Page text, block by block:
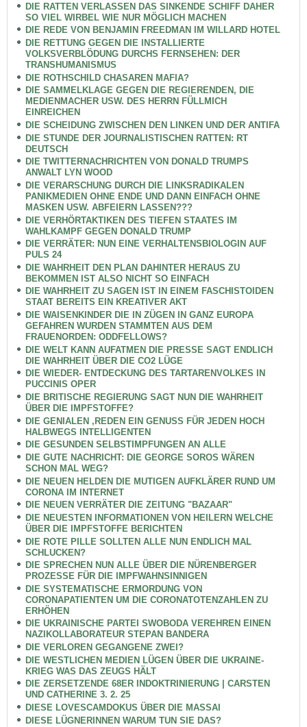
DIE RATTEN VERLASSEN DAS SINKENDE SCHIFF DAHER
SO VIEL WIRBEL WIE NUR MÖGLICH MACHEN
DIE REDE VON BENJAMIN FREEDMAN IM WILLARD HOTEL
DIE RETTUNG GEGEN DIE INSTALLIERTE
VOLKSVERBLÖDUNG DURCHS FERNSEHEN: DER
TRANSHUMANISMUS
DIE ROTHSCHILD CHASAREN MAFIA?
DIE SAMMELKLAGE GEGEN DIE REGIERENDEN, DIE
MEDIENMACHER USW. DES HERRN FÜLLMICH
EINREICHEN
DIE SCHEIDUNG ZWISCHEN DEN LINKEN UND DER ANTIFA
DIE STUNDE DER JOURNALISTISCHEN RATTEN: RT
DEUTSCH
DIE TWITTERNACHRICHTEN VON DONALD TRUMPS
ANWALT LYN WOOD
DIE VERARSCHUNG DURCH DIE LINKSRADIKALEN
PANIKMEDIEN OHNE ENDE UND DANN EINFACH OHNE
MASKEN USW. ABFEIERN LASSEN???
DIE VERHÖRTAKTIKEN DES TIEFEN STAATES IM
WAHLKAMPF GEGEN DONALD TRUMP
DIE VERRÄTER: NUN EINE VERHALTENSBIOLOGIN AUF
PULS 24
DIE WAHRHEIT DEN PLAN DAHINTER HERAUS ZU
BEKOMMEN IST ALSO NICHT SO EINFACH
DIE WAHRHEIT ZU SAGEN IST IN EINEM FASCHISTOIDEN
STAAT BEREITS EIN KREATIVER AKT
DIE WAISENKINDER DIE IN ZÜGEN IN GANZ EUROPA
GEFAHREN WURDEN STAMMTEN AUS DEM
FRAUENORDEN: ODDFELLOWS?
DIE WELT KANN AUFATMEN DIE PRESSE SAGT ENDLICH
DIE WAHRHEIT ÜBER DIE CO2 LÜGE
DIE WIEDER- ENTDECKUNG DES TARTARENVOLKES IN
PUCCINIS OPER
DIE BRITISCHE REGIERUNG SAGT NUN DIE WAHRHEIT
ÜBER DIE IMPFSTOFFE?
DIE GENIALEN ,REDEN EIN GENUSS FÜR JEDEN HOCH
HALBWEGS INTELLIGENTEN
DIE GESUNDEN SELBSTIMPFUNGEN AN ALLE
DIE GUTE NACHRICHT: DIE GEORGE SOROS WÄREN
SCHON MAL WEG?
DIE NEUEN HELDEN DIE MUTIGEN AUFKLÄRER RUND UM
CORONA IM INTERNET
DIE NEUEN VERRÄTER DIE ZEITUNG "BAZAAR"
DIE NEUESTEN INFORMATIONEN VON HEILERN WELCHE
ÜBER DIE IMPFSTOFFE BERICHTEN
DIE ROTE PILLE SOLLTEN ALLE NUN ENDLICH MAL
SCHLUCKEN?
DIE SPRECHEN NUN ALLE ÜBER DIE NÜRENBERGER
PROZESSE FÜR DIE IMPFWAHNSINNIGEN
DIE SYSTEMATISCHE ERMORDUNG VON
CORONAPATIENTEN UM DIE CORONATOTENZAHLEN ZU
ERHÖHEN
DIE UKRAINISCHE PARTEI SWOBODA VEREHREN EINEN
NAZIKOLLABORATEUR STEPAN BANDERA
DIE VERLOREN GEGANGENE ZWEI?
DIE WESTLICHEN MEDIEN LÜGEN ÜBER DIE UKRAINE-
KRIEG WAS DAS ZEUGS HÄLT
DIE ZERSETZENDE 68ER INDOKTRINIERUNG | CARSTEN
UND CATHERINE 3. 2. 25
DIESE LOVESCAMDOKUS ÜBER DIE MASSAI
DIESE LÜGNERINNEN WARUM TUN SIE DAS?